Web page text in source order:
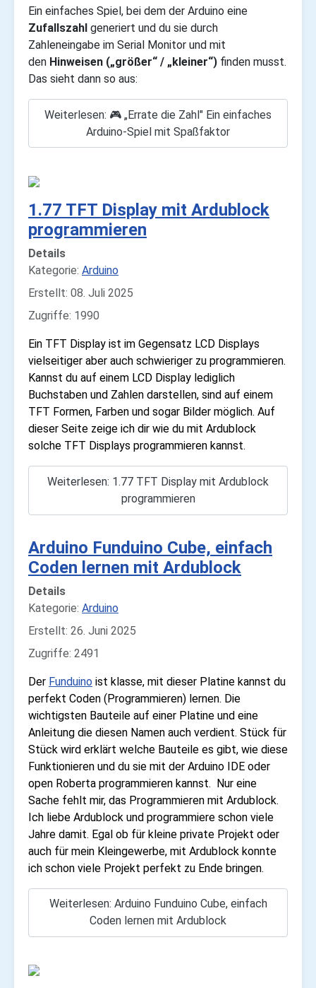
Ein einfaches Spiel, bei dem der Arduino eine
Zufallszahl generiert und du sie durch
Zahleneingabe im Serial Monitor und mit
den Hinweisen („größer“ / „kleiner“) finden musst.
Das sieht dann so aus:
Weiterlesen: 🎮 „Errate die Zahl" Ein einfaches
Arduino-Spiel mit Spaßfaktor
1.77 TFT Display mit Ardublock
programmieren
Details
Kategorie: Arduino
Erstellt: 08. Juli 2025
Zugriffe: 1990
Ein TFT Display ist im Gegensatz LCD Displays
vielseitiger aber auch schwieriger zu programmieren.
Kannst du auf einem LCD Display lediglich
Buchstaben und Zahlen darstellen, sind auf einem
TFT Formen, Farben und sogar Bilder möglich. Auf
dieser Seite zeige ich dir wie du mit Ardublock
solche TFT Displays programmieren kannst.
Weiterlesen: 1.77 TFT Display mit Ardublock
programmieren
Arduino Funduino Cube, einfach
Coden lernen mit Ardublock
Details
Kategorie: Arduino
Erstellt: 26. Juni 2025
Zugriffe: 2491
Der Funduino ist klasse, mit dieser Platine kannst du
perfekt Coden (Programmieren) lernen. Die
wichtigsten Bauteile auf einer Platine und eine
Anleitung die diesen Namen auch verdient. Stück für
Stück wird erklärt welche Bauteile es gibt, wie diese
Funktionieren und du sie mit der Arduino IDE oder
open Roberta programmieren kannst. Nur eine
Sache fehlt mir, das Programmieren mit Ardublock.
Ich liebe Ardublock und programmiere schon viele
Jahre damit. Egal ob für kleine private Projekt oder
auch für mein Kleingewerbe, mit Ardublock konnte
ich schon viele Projekt perfekt zu Ende bringen.
Weiterlesen: Arduino Funduino Cube, einfach
Coden lernen mit Ardublock